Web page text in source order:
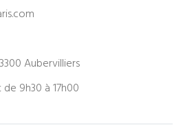
Aubervilliers
9h30 à 17h00